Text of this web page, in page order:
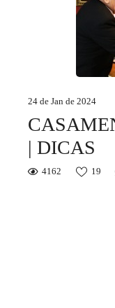
24 de Jan de 2024
| DICAS
4162 19